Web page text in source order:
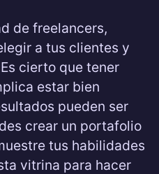
de freelancers,
a tus clientes y
cierto que tener
estar bien
pueden ser
crear un portafolio
tus habilidades
vitrina para hacer